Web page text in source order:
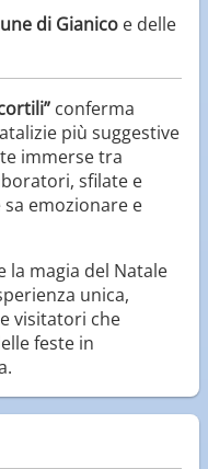
di Gianico e delle
conferma
più suggestive
immerse tra
sfilate e
emozionare e
la magia del Natale
unica,
visitatori che
feste in